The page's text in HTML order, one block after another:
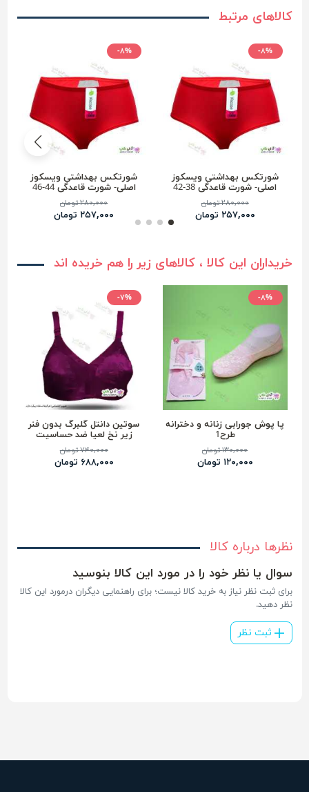
کالاهای مرتبط
-۸%
شورتکس بهداشتی ویسکوز
اصلی- شورت قاعدگی 38-42
۲۸۰,۰۰۰ تومان
۲۵۷,۰۰۰ تومان
-۸%
شورتکس بهداشتی ویسکوز
اصلی- شورت قاعدگی 44-46
۲۸۰,۰۰۰ تومان
۲۵۷,۰۰۰ تومان
خریداران این کالا ، کالاهای زیر را هم خریده اند
-۸%
پا پوش جورابی زنانه و دخترانه
طرح1
۱۳۰,۰۰۰ تومان
۱۲۰,۰۰۰ تومان
-۷%
سوتین دانتل گلبرگ بدون فنر
زیر نخ لعیا ضد حساسیت
۷۴۰,۰۰۰ تومان
۶۸۸,۰۰۰ تومان
نظرها درباره کالا
سوال یا نظر خود را در مورد این کالا بنوسید
برای ثبت نظر نیاز به خرید کالا نیست؛ برای راهنمایی دیگران درمورد این کالا
نظر دهید.
ثبت نظر